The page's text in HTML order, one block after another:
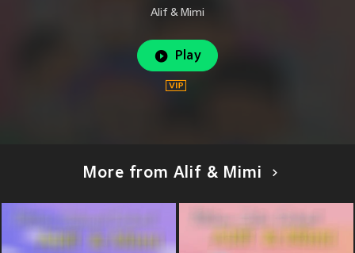
Alif & Mimi
Play
More from Alif & Mimi